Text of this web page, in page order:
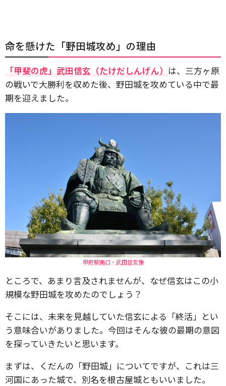
命を懸けた「野田城攻め」の理由
「甲斐の虎」武田信玄（たけだしんげん） は、三方ヶ原
の戦いで大勝利を収めた後、野田城を攻めている中で最
期を迎えました。
甲府駅南口・武田信玄像
ところで、あまり言及されませんが、なぜ信玄はこの小
規模な野田城を攻めたのでしょう？
そこには、未来を見越していた信玄による「終活」とい
う意味合いがありました。今回はそんな彼の最期の意図
を探っていきたいと思います。
まずは、くだんの「野田城」についてですが、これは三
河国にあった城で、別名を根古屋城ともいいました。